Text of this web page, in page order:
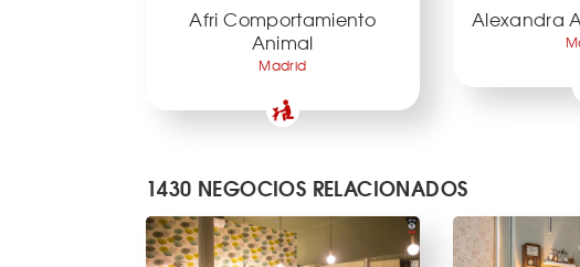
Afri Comportamiento
Animal
Madrid
Alexandra
1430 NEGOCIOS RELACIONADOS